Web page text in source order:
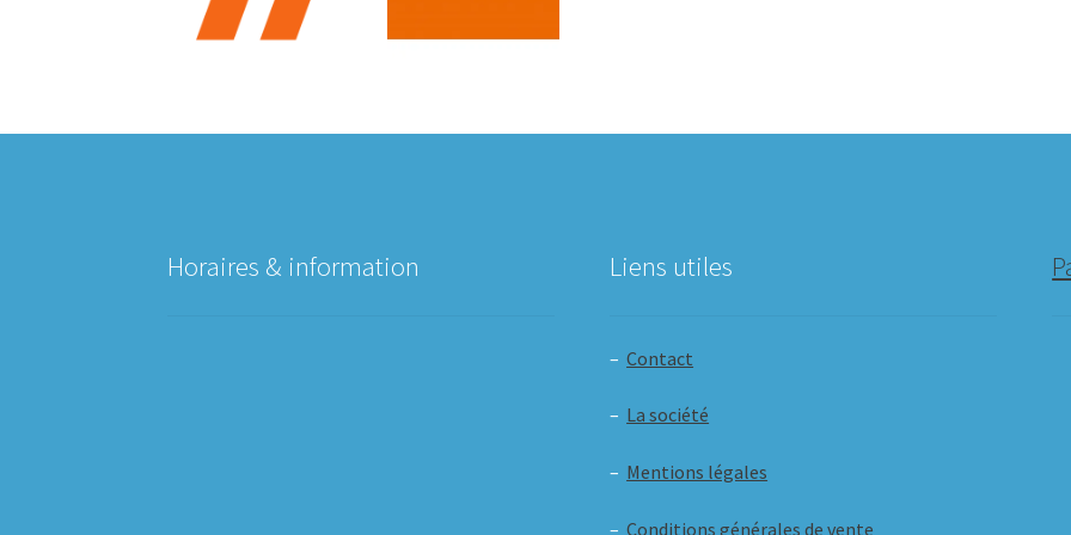
Horaires & information Liens utiles
–Contact
– La société
– Mentions légales
–Conditions générales de vente